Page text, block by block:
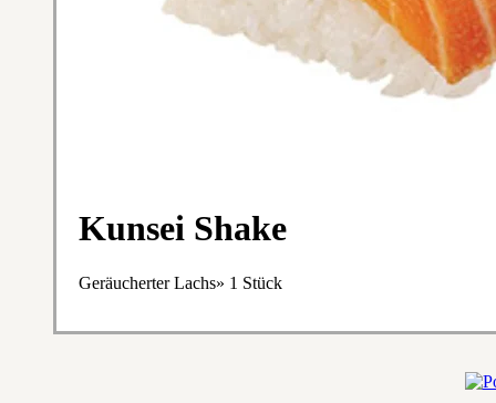
Kunsei Shake
Geräucherter Lachs» 1 Stück